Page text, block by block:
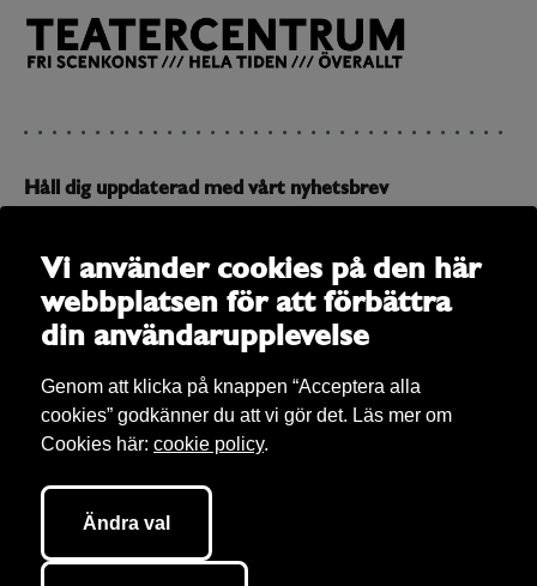
Håll dig uppdaterad med vårt nyhetsbrev
allt som är på gång
E-post
Bibu AB Copyright 2026. Bibu äger rättigheter till allt material på sajten om
Vi använder cookies på den här
webbplatsen för att förbättra
din användarupplevelse
Genom att klicka på knappen “Acceptera alla
cookies” godkänner du att vi gör det. Läs mer om
Cookies här: cookie policy.
Ändra val